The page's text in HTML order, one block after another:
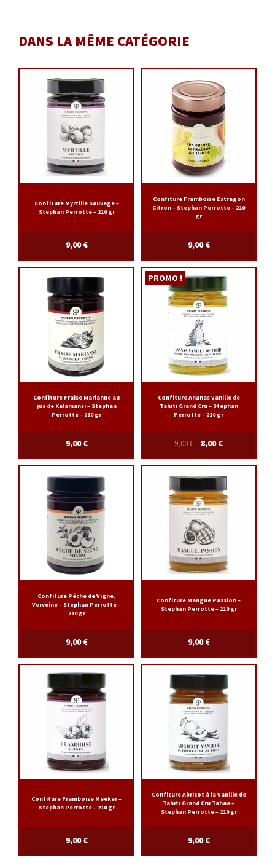
DANS LA MÊME CATÉGORIE
Confiture Myrtille Sauvage –
Stephan Perrotte – 210 gr
9,00€
Confiture Framboise Estragon
Citron – Stephan Perrotte – 210
gr
9,00€
Confiture Fraise Marianne au
jus de Kalamansi – Stephan
Perrotte – 210 gr
9,00€
Confiture Ananas Vanille de
Tahiti Grand Cru – Stephan
Perrotte – 210 gr
PROMO !
9,00€ 8,00€
Confiture Pêche de Vigne,
Verveine – Stephan Perrotte –
210 gr
9,00€
Confiture Mangue Passion –
Stephan Perrotte – 210 gr
9,00€
Confiture Framboise Meeker –
Stephan Perrotte – 210 gr
9,00€
Confiture Abricot à la Vanille de
Tahiti Grand Cru Tahaa –
Stephan Perrotte – 210 gr
9,00€